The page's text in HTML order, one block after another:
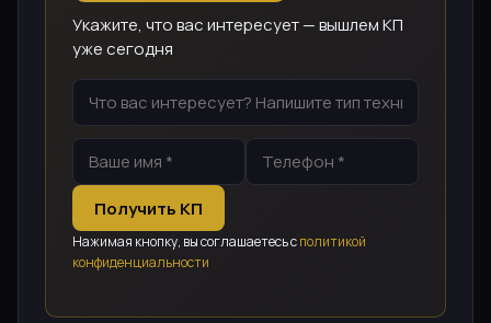
Укажите, что вас интересует — вышлем КП
уже сегодня
Получить КП
Нажимая кнопку, вы соглашаетесь сполитикой
конфиденциальности